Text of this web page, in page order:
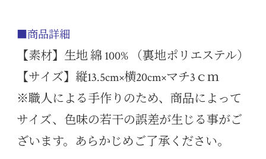
■商品詳細
【素材】生地 綿 100% （裏地ポリエステル）
【サイズ】縦13.5cm×横20cm×マチ3ｃｍ
※職人による手作りのため、商品によって
サイズ、色味の若干の誤差が生じる事がご
ざいます。あらかじめご了承ください。